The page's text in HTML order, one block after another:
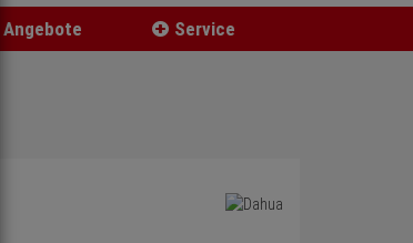
Angebote Service